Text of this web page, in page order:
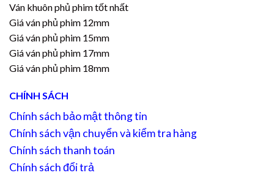
Ván khuôn phủ phim tốt nhất
Giá ván phủ phim 12mm
Giá ván phủ phim 15mm
Giá ván phủ phim 17mm
Giá ván phủ phim 18mm
CHÍNH SÁCH
Chính sách bảo mật thông tin
Chính sách vận chuyển và kiểm tra hàng
Chính sách thanh toán
Chính sách đổi trả